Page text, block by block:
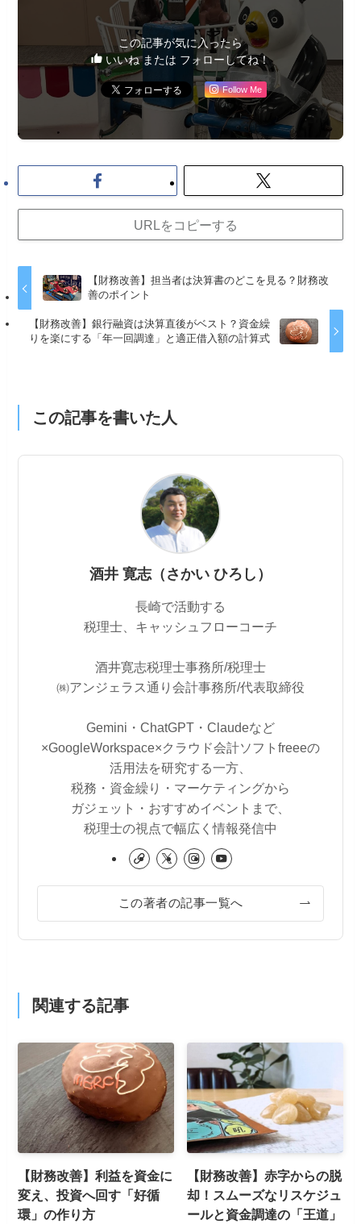
この記事が気に入ったら
いいね または フォローしてね！
Follow Me
URLをコピーする
【財務改善】担当者は決算書のどこを見る？財務改
善のポイント
【財務改善】銀行融資は決算直後がベスト？資金繰
りを楽にする「年一回調達」と適正借入額の計算式
この記事を書いた人
酒井 寛志（さかい ひろし）
長崎で活動する
税理士、キャッシュフローコーチ
酒井寛志税理士事務所/税理士
㈱アンジェラス通り会計事務所/代表取締役
Gemini・ChatGPT・Claudeなど
×GoogleWorkspace×クラウド会計ソフトfreeeの
活用法を研究する一方、
税務・資金繰り・マーケティングから
ガジェット・おすすめイベントまで、
税理士の視点で幅広く情報発信中
この著者の記事一覧へ
関連する記事
【財務改善】利益を資金に
変え、投資へ回す「好循
環」の作り方
【財務改善】赤字からの脱
却！スムーズなリスケジュ
ールと資金調達の「王道」